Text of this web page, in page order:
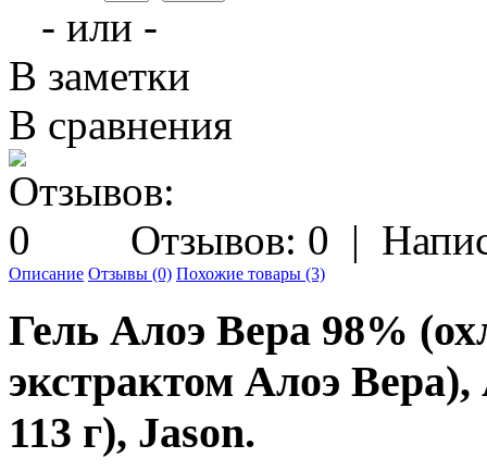
- или -
В заметки
В сравнения
Отзывов: 0 |
Описание Отзывы (0) Похожие товары (3)
Гель Алоэ Вера 98%
экстрактом Алоэ
113 г), Jason.